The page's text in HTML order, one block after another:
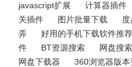
javascript扩展
计算器插件
关插件
图片批量下载
弄
好用的手机下载软件推荐
件
BT资源搜索 网盘搜
网盘下载器
360浏览器版本